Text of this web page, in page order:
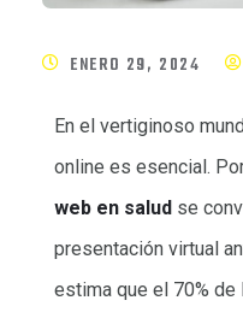
ENERO 29, 2024
En el vertiginoso
online es esencial.
web en salud se
presentación virtual
estima que el 70%